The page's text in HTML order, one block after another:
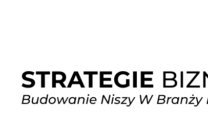
STRATEGIE
Budowanie Niszy W Branży